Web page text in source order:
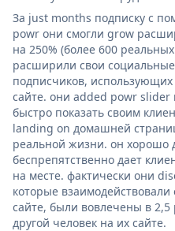
За just months подписку с
powr они смогли grow
на 250% (более 600
расширили свои
подписчиков,
сайте. они added powr slider
быстро показать своим
landing on домашней
реальной жизни. он хорошо
беспрепятственно дает
на месте. фактически они
которые
сайте, были вовлечены в
другой человек на их сайте.